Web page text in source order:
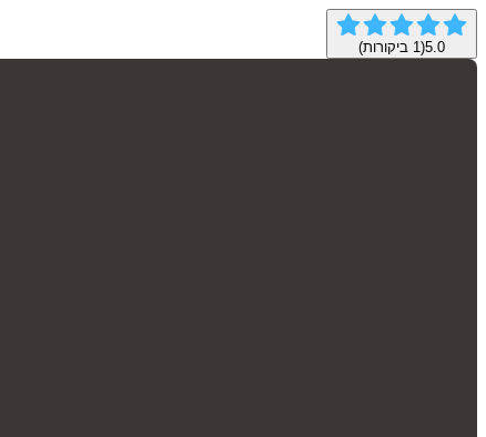
5.0
(
1 ביקורות)